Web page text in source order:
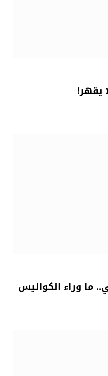
يقهر!
ما وراء الكواليس